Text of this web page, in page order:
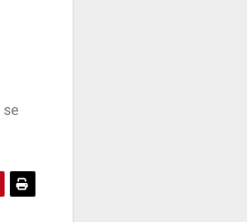
se